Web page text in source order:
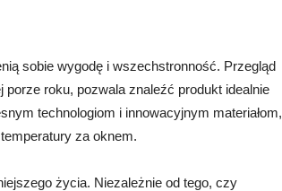
sobie wygodę i wszechstronność. Przegląd
porze roku, pozwala znaleźć produkt idealnie
technologiom i innowacyjnym materiałom,
za oknem.
życia. Niezależnie od tego, czy